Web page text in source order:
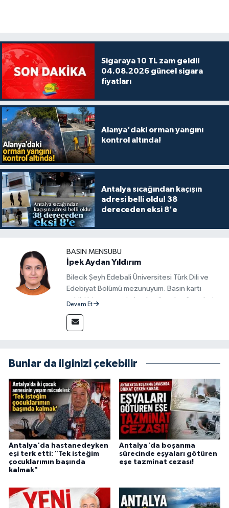
Sigaraya 10 TL zam geldi!
04.08.2026 güncel sigara
fiyatları
Alanya'daki orman yangını
kontrol altında!
Antalya sıcağından kaçışın
adresi belli oldu! 38
dereceden eksi 8'e
BASIN MENSUBU
İpek Aydan Yıldırım
Bilecik Şeyh Edebali Üniversitesi Türk Dili ve
Edebiyat Bölümü mezunuyum. Basın kartı
sahibi bir gazeteci olarak, güncel gelişmeleri
güvenilir ve tarafsız bilgilerle buluşturmayı
amaçlıyorum. Habercilik anlayışımda etik
alanlarda ürettiğim içeriklerle kamuoyuna
fayda sağla
Devam Et
Bunlar da ilginizi çekebilir
Antalya'da hastanedeyken
eşi terk etti: "Tek isteğim
çocuklarımın başında
kalmak"
Antalya'da boşanma
sürecinde eşyaları götüren
eşe tazminat cezası!